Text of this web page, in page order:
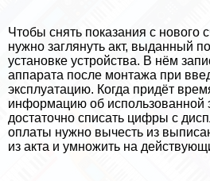
Чтобы снять показания с нового
нужно заглянуть акт, выданный
установке устройства. В нём
аппарата после монтажа при
эксплуатацию. Когда придёт
информацию об использованной
достаточно списать цифры с
оплаты нужно вычесть из
из акта и умножить на